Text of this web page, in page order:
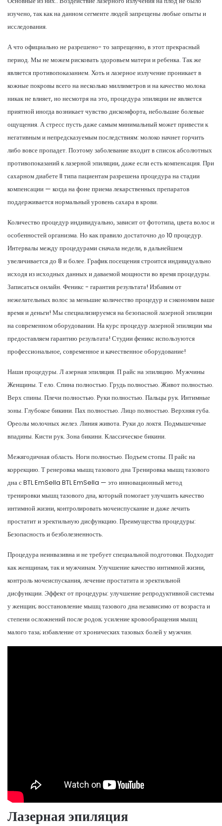
изучено, так как на данном сегменте людей запрещены любые опыты и
исследования.
А что официально не разрешено- то запрещенно, в этот прекрасный
период. Мы не можем рисковать здоровьем матери и ребенка. Так же
является противопоказанием. Хоть и лазерное излучение проникает в
кожные покровы всего на несколько миллиметров и на качество молока
никак не влияет, но несмотря на это, процедура эпиляции не является
приятной иногда возникает чувство дискомфорта, небольшие болевые
ощущения. А стресс пусть даже самым минимальный может привести к
негативным и непредсказуемым последствиям: молоко начнет горчить
либо вовсе пропадет. Поэтому заболевание входит в список абсолютных
противопоказаний к лазерной эпиляции, даже если есть компенсация. При
сахарном диабете II типа пациентам разрешена процедура на стадии
компенсации — когда на фоне приема лекарственных препаратов
поддерживается нормальный уровень сахара в крови.
Количество процедур индивидуально, зависит от фототипа, цвета волос и
особенностей организма. Но как правило достаточно до 10 процедур.
Интервалы между процедурами сначала недели, в дальнейшем
увеличивается до 8 и более. График посещения строится индивидуально
исходя из исходных данных и даваемой мощности во время процедуры.
Записаться онлайн. Феникс - гарантия результата! Избавим от
нежелательных волос за меньшие количество процедур и сэкономим ваше
время и деньги! Мы специализируемся на безопасной лазерной эпиляции
на современном оборудовании. На курс процедур лазерной эпиляции мы
предоставляем гарантию результата! Студии феникс используются
профессиональное, современное и качественное оборудование!
Наши процедуры. Л азерная эпиляция. П райс на эпиляцию. Мужчины
Женщины. Т ело. Спина полностью. Грудь полностью. Живот полностью.
Верх спины. Плечи полностью. Руки полностью. Пальцы рук. Интимные
зоны. Глубокое бикини. Пах полностью. Лицо полностью. Верхняя губа.
Ореолы молочных желез. Линия живота. Руки до локтя. Подмышечные
впадины. Кисти рук. Зона бикини. Классическое бикини.
Межягодичная область. Ноги полностью. Подъем стопы. П райс на
коррекцию. Т ренеровка мышц тазового дна Тренировка мышц тазового
дна с BTL EmSella BTL EmSella — это инновационный метод
тренировки мышц тазового дна, который помогает улучшить качество
интимной жизни, контролировать мочеиспускание и даже лечить
простатит и эректильную дисфункцию. Преимущества процедуры:
Безопасность и безболезненность.
Процедура неинвазивна и не требует специальной подготовки. Подходит
как женщинам, так и мужчинам. Улучшение качество интимной жизни,
контроль мочеиспускания, лечение простатита и эректильной
дисфункции. Эффект от процедуры: улучшение репродуктивной системы
у женщин; восстановление мышц тазового дна независимо от возраста и
степени осложнений после родов; усиление кровообращения мышц
малого таза; избавление от хронических тазовых болей у мужчин.
Лазерная эпиляция